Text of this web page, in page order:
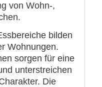
von Wohn-,
bilden
Wohnungen.
sorgen für eine
unterstreichen
Die